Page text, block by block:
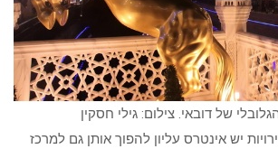
של דובאי. צילום: גילי חסקין
יש אינטרס עליון להפוך אותן גם למרכז